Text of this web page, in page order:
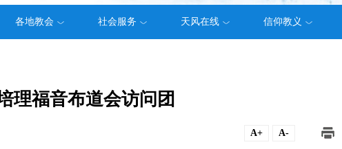
各地教会 社会服务 天风在线 信仰教义
理福音布道会访问团
A+ A-